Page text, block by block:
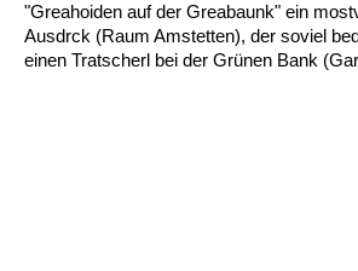
"Greahoiden auf der Greabaunk" ein
Ausdrck (Raum Amstetten), der soviel
einen Tratscherl bei der Grünen Bank